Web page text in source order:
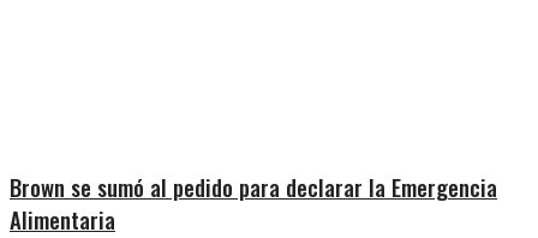
Brown se sumó al pedido para declarar la Emergencia
Alimentaria